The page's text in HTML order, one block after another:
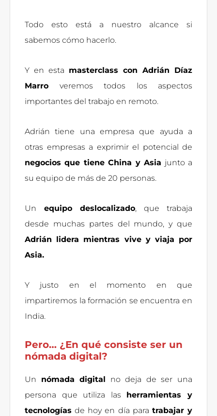
Todo esto está a nuestro alcance si
sabemos cómo hacerlo.
Y en esta masterclass con Adrián Díaz
Marro veremos todos los aspectos
importantes del trabajo en remoto.
Adrián tiene una empresa que ayuda a
otras empresas a exprimir el potencial de
negocios que tiene China y Asia junto a
su equipo de más de 20 personas.
Un equipo deslocalizado, que trabaja
desde muchas partes del mundo, y que
Adrián lidera mientras vive y viaja por
Asia.
Y justo en el momento en que
impartiremos la formación se encuentra en
India.
Pero… ¿En qué consiste ser un
nómada digital?
Un nómada digital
no deja de ser una
persona que utiliza las herramientas y
tecnologías de hoy en día para trabajar y